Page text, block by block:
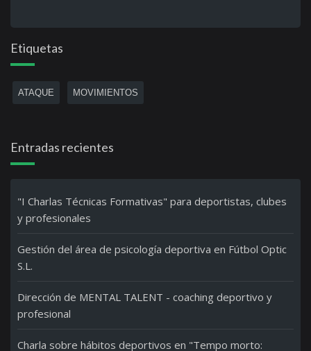
Etiquetas
ATAQUE MOVIMIENTOS
Entradas recientes
"I Charlas Técnicas Formativas" para deportistas, clubes
y profesionales
Gestión del área de psicología deportiva en Fútbol Optic
S.L.
Dirección de MENTAL TALENT - coaching deportivo y
profesional
Charla sobre hábitos deportivos en "Tempo morto: